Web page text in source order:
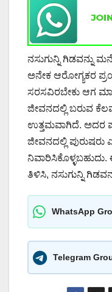
ನಸುಗುನ್ನಿ ಗಿಡವನ್ನು
ಅನೇಕ ಆರೋಗ್ಯಕರ
ಸರಸವಿರಬೇಕು ಆಗ
ಜೀವನದಲ್ಲಿ ಬರುವ
ಉತ್ತಮವಾಗಿದೆ. ಅದರ
ಜೀವನದಲ್ಲಿ ಪುರುಷರು
ತಿಳಿಸಿ, ನಸುಗುನ್ನಿ
WhatsApp
Telegram